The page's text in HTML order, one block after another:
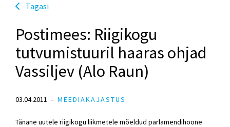
Tagasi
Postimees: Riigikogu
tutvumistuuril haaras ohjad
Vassiljev (Alo Raun)
03.04.2011 MEEDIAKAJASTUS
Tänane uutele riigikogu liikmetele mõeldud parlamendihoone